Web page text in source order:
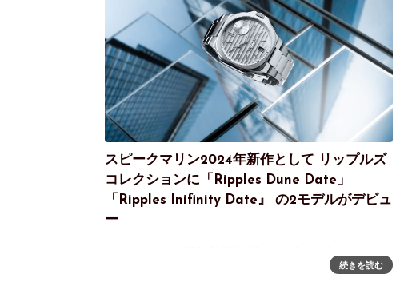
スピークマリン2024年新作として リップルズ
コレクションに「Ripples Dune Date」
「Ripples Inifinity Date』 の2モデルがデビュ
ー
『Ripples Inifinity Date』「スピークマリン」は、ブラン
続きを読む